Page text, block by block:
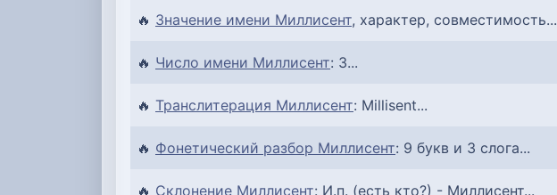
🔥 Значение имени Миллисент, характер, совместимость...
🔥 Число имени Миллисент: 3...
🔥 Транслитерация Миллисент: Millisent...
🔥 Фонетический разбор Миллисент: 9 букв и 3 слога...
🔥 Склонение Миллисент: И.п. (есть кто?) - Миллисент...